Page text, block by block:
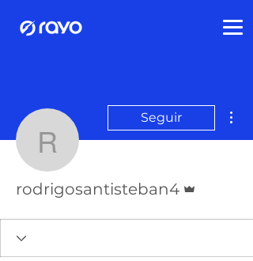
Seguir
rodrigosantisteban4